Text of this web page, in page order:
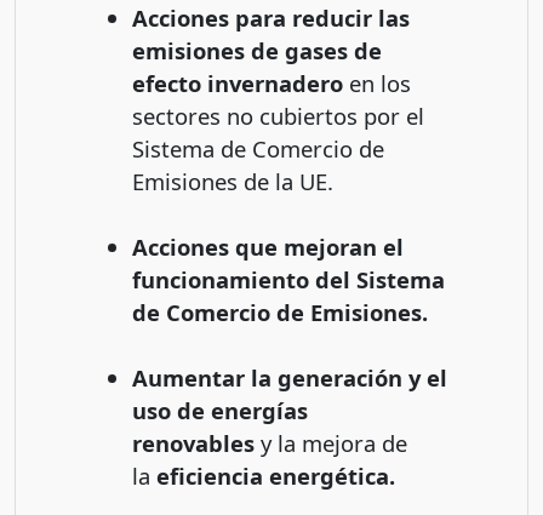
Acciones para reducir las
emisiones de gases de
efecto invernadero en los
sectores no cubiertos por el
Sistema de Comercio de
Emisiones de la UE.
Acciones que mejoran el
funcionamiento del Sistema
de Comercio de Emisiones.
Aumentar la generación y el
uso de energías
renovables y la mejora de
la eficiencia energética.